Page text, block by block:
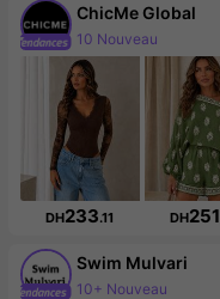
ChicMe Global
10 Nouveau
DH233.11 DH251
Swim Mulvari
92K abonné(e)(s)